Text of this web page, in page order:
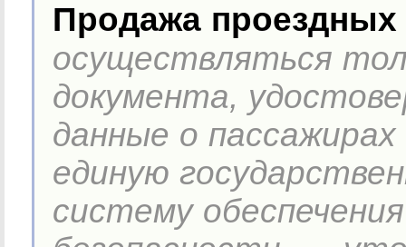
Продажа проездных
осуществляться
документа,
данные о
единую
систему